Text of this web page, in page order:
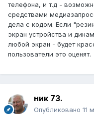
телефона, и т.д -
средствами
дела с кодом. Если
экран устройства и
любой экран - будет
пользователи это оценят.
ник 73.
Опубликовано 11